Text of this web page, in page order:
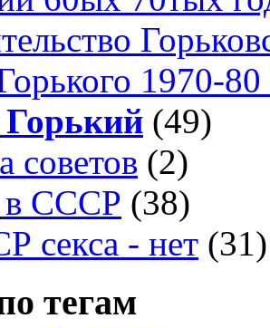
1970-80
Горький (49)
советов (2)
в СССР (38)
секса - нет (31)
тегам